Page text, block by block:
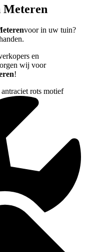
Meteren
voor in uw tuin?
en
wij voor
!